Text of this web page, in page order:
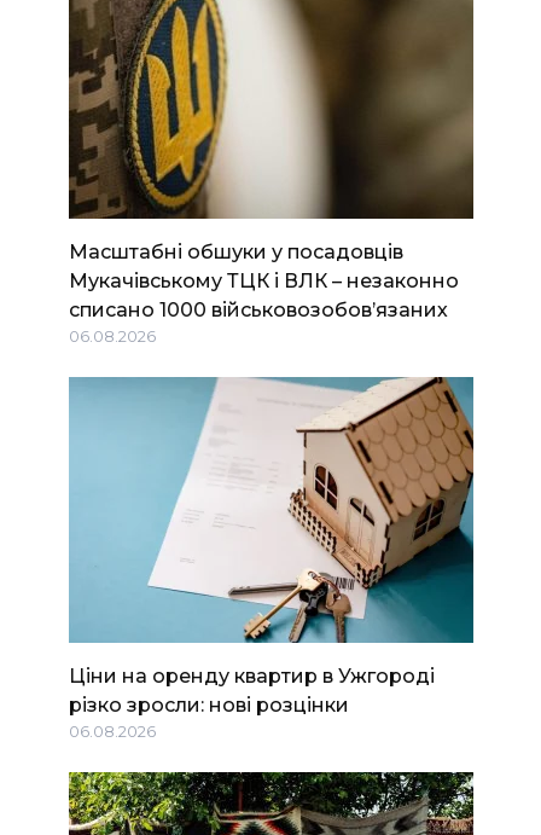
Масштабні обшуки у посадовців
Мукачівському ТЦК і ВЛК – незаконно
списано 1000 військовозобов’язаних
06.08.2026
Ціни на оренду квартир в Ужгороді
різко зросли: нові розцінки
06.08.2026